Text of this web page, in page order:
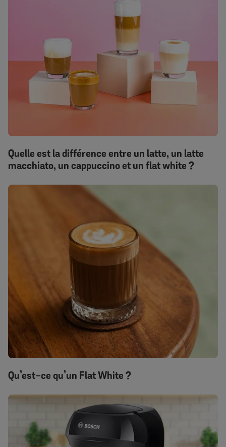
Quelle est la différence entre un latte, un latte
macchiato, un cappuccino et un flat white ?
Qu’est-ce qu’un Flat White ?